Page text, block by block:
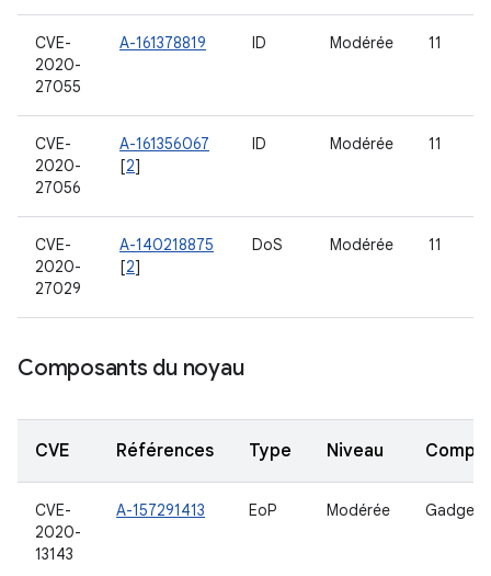
CVE-
2020-
27055
A-161378819 ID Modérée 11
CVE-
2020-
27056
A-161356067
[2]
ID Modérée 11
CVE-
2020-
27029
A-140218875
[2]
DoS Modérée 11
Composants du noyau
CVE Références Type Niveau
CVE-
2020-
13143
A-157291413 EoP Modérée Gadget